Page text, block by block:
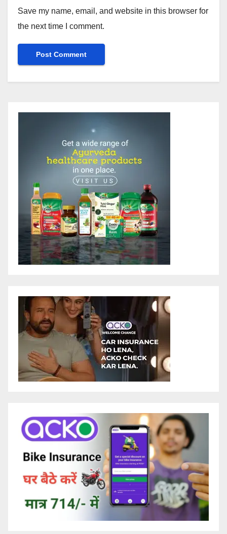
Save my name, email, and website in this browser for
the next time I comment.